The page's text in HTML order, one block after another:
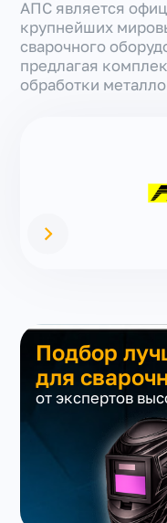
АПС является
крупнейших
сварочного
предлагая
обработки
Подбор
для
от экспертов